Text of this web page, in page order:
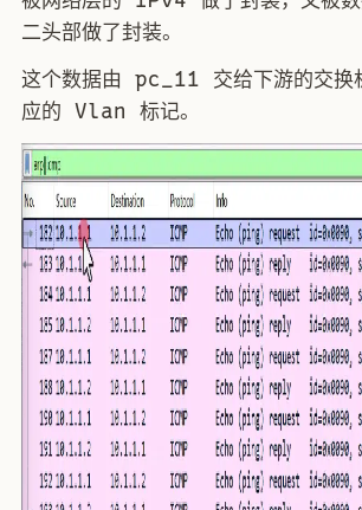
二头部做了封装。
这个数据由 pc_11 交给下游的交换
应的 Vlan 标记。